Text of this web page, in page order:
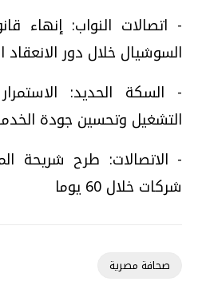
- اتصالات النواب: إنهاء
السوشيال خلال دور الانعقاد
- السكة الحديد:
التشغيل وتحسين جودة
شركات خلال 60 يوما
صحافة مصرية